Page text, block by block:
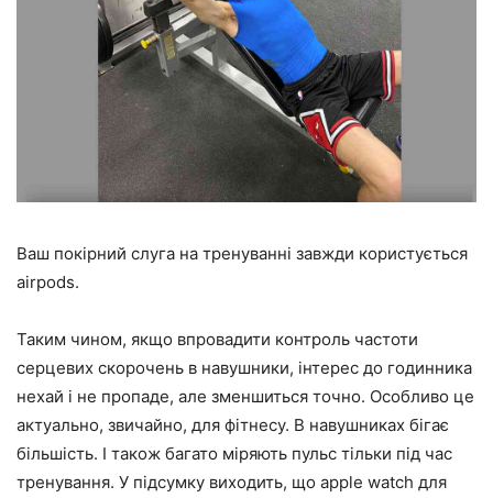
Ваш покірний слуга на тренуванні завжди користується
airpods.
Таким чином, якщо впровадити контроль частоти
серцевих скорочень в навушники, інтерес до годинника
нехай і не пропаде, але зменшиться точно. Особливо це
актуально, звичайно, для фітнесу. В навушниках бігає
більшість. І також багато міряють пульс тільки під час
тренування. У підсумку виходить, що apple watch для